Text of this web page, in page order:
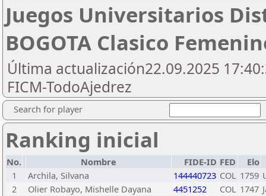
Juegos Universitarios
BOGOTA Clasico
Última actualización22.09.2025
FICM-TodoAjedrez
Search for player
Ranking inicial
No. Nombre FIDE-ID FED
Elo
1
Archila, Silvana 144440723 COL 1759
2
Olier Robayo, Mishelle Dayana 4451252 COL 1747